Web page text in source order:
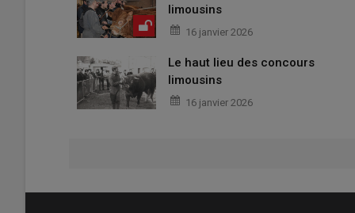
limousins
16 janvier 2026
Le haut lieu des concours
limousins
16 janvier 2026